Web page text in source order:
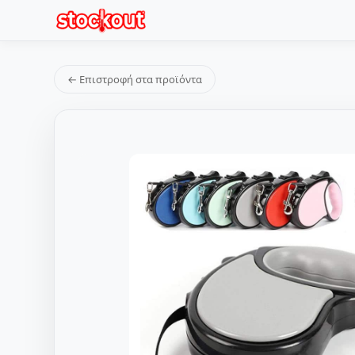
← Επιστροφή στα προϊόντα